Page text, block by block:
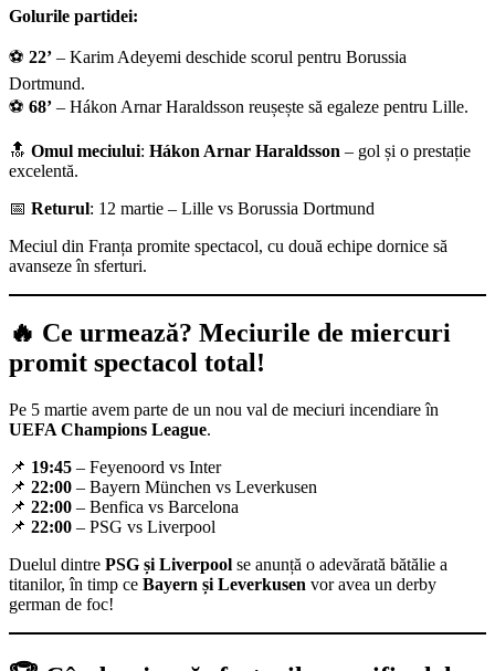
Golurile partidei:
⚽ 22’ – Karim Adeyemi deschide scorul pentru Borussia
Dortmund.
⚽ 68’ – Hákon Arnar Haraldsson reușește să egaleze pentru Lille.
🔝 Omul meciului: Hákon Arnar Haraldsson – gol și o prestație
excelentă.
📅 Returul: 12 martie – Lille vs Borussia Dortmund
Meciul din Franța promite spectacol, cu două echipe dornice să
avanseze în sferturi.
🔥 Ce urmează? Meciurile de miercuri
promit spectacol total!
Pe 5 martie avem parte de un nou val de meciuri incendiare în
UEFA Champions League.
📌 19:45 – Feyenoord vs Inter
📌 22:00 – Bayern München vs Leverkusen
📌 22:00 – Benfica vs Barcelona
📌 22:00 – PSG vs Liverpool
Duelul dintre PSG și Liverpool se anunță o adevărată bătălie a
titanilor, în timp ce Bayern și Leverkusen vor avea un derby
german de foc!